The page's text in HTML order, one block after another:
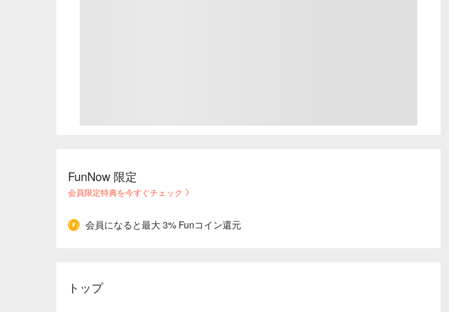
FunNow 限定
会員限定特典を今すぐチェック
会員になると最大 3% Funコイン還元
トップ